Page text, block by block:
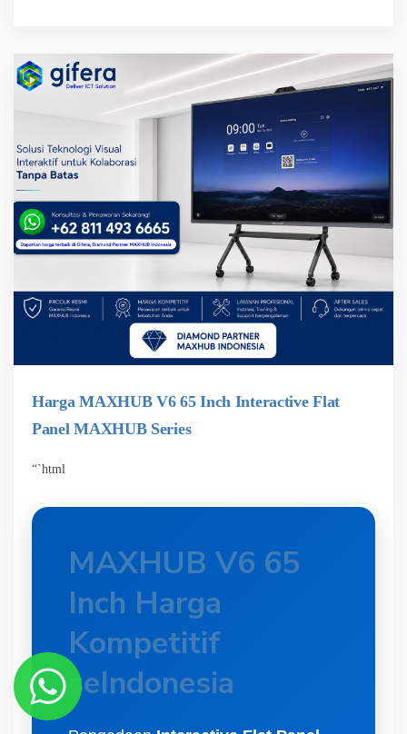
Harga MAXHUB V6 65 Inch Interactive Flat
Panel MAXHUB Series
“`html
MAXHUB V6 65
Inch Harga
Kompetitif
seIndonesia